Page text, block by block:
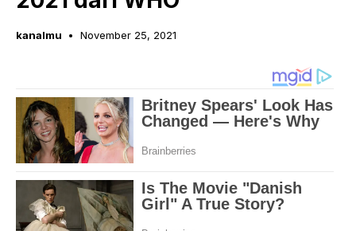
kanalmu November 25, 2021